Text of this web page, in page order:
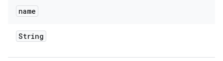
name
String